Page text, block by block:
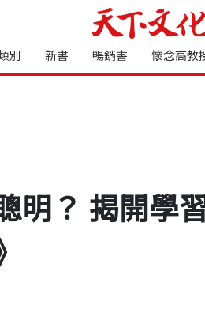
別 新書 暢銷書 懷念高教
明？ 揭開學